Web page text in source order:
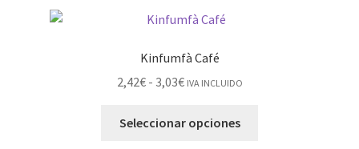
Kinfumfà Café
2,42€ - 3,03€ IVA INCLUIDO
Seleccionar opciones